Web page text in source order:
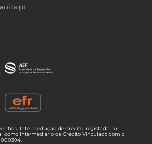
Intermediação de Crédito: registada no
como Intermediário de Crédito Vinculado com o